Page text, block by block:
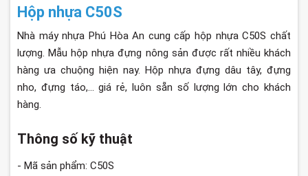
Hộp nhựa C50S
Nhà máy nhựa Phú Hòa An cung cấp hộp nhựa C50S chất
lượng. Mẫu hộp nhựa đựng nông sản được rất nhiều khách
hàng ưa chuộng hiện nay. Hộp nhựa đựng dâu tây, đựng
nho, đựng táo,... giá rẻ, luôn sẵn số lượng lớn cho khách
hàng.
Thông số kỹ thuật
- Mã sản phẩm: C50S